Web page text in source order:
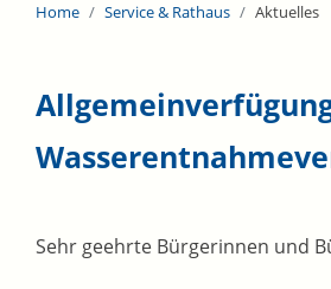
Home Service & Rathaus Aktuelles
Sehr geehrte Bürgerinnen und